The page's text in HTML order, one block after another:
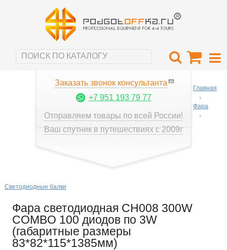
Заказать звонок консультанта
+7 951 193 79 77
Отправляем товары по всей России!
Ваш спутник в путешествиях с 2009г
Главная
Фара
Светодиодные балки
Фара светодиодная CH008 300W
COMBO 100 диодов по 3W
(габаритные размеры
83*82*115*1385мм)